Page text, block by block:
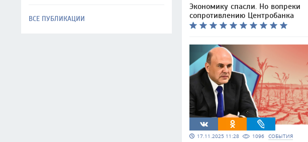
ВСЕ ПУБЛИКАЦИИ
Экономику спасли. Но вопреки
сопротивлению Центробанка
17.11.2025 11:28 1096 СОБЫТИЯ